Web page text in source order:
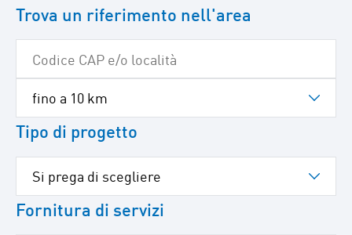
Trova un riferimento nell'area
Tipo di progetto
Fornitura di servizi